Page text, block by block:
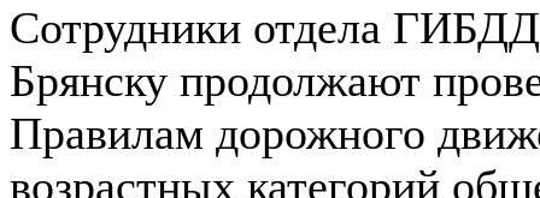
Сотрудники отдела
Брянску продолжают
Правилам дорожного
возрастных категорий